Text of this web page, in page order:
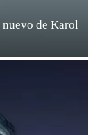
de Karol